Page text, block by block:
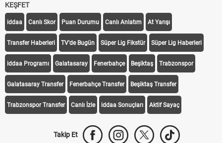
KEŞFET
iddaa Canlı Skor Puan Durumu Canlı Anlatım At Yarışı
Transfer Haberleri TV'de Bugün Süper Lig Fikstür Süper Lig Haberleri
iddaa Programı Galatasaray Fenerbahçe Beşiktaş Trabzonspor
Galatasaray Transfer Fenerbahçe Transfer Beşiktaş Transfer
Trabzonspor Transfer Canlı İzle iddaa Sonuçları Aktif Sayaç
Takip Et